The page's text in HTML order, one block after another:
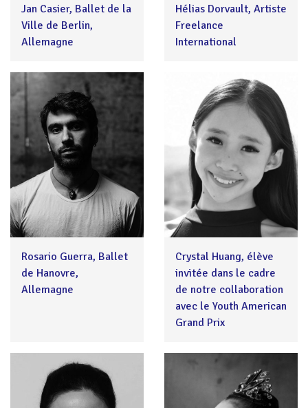
Jan Casier, Ballet de la
Ville de Berlin,
Allemagne
Hélias Dorvault, Artiste
Freelance
International
Rosario Guerra, Ballet
de Hanovre,
Allemagne
Crystal Huang, élève
invitée dans le cadre
de notre collaboration
avec le Youth American
Grand Prix